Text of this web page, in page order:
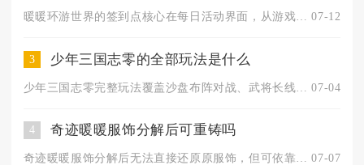
暖暖环游世界的签到点核心在每日活动界面，从游戏主界面右上角“... 07-12
3 少年三国志零的全部玩法是什么
07-04
4 奇迹暖暖服饰分解后可重铸吗
07-07